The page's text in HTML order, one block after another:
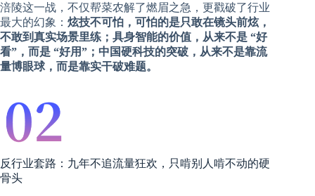
涪陵这一战，不仅帮菜农解了燃眉之急，更戳破了行业
最大的幻象： 炫技不可怕，可怕的是只敢在镜头前炫，
不敢到真实场景里练；具身智能的价值，从来不是 “好
看”，而是 “好用”；中国硬科技的突破，从来不是靠流
量博眼球，而是靠实干破难题。
反行业套路：九年不追流量狂欢，只啃别人啃不动的硬
骨头